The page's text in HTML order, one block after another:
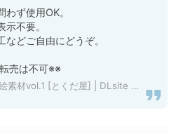
ず使用OK。
不要。
どご自由にどうぞ。
売は不可※※
素材vol.1 [とくだ屋] | DLsite 同人